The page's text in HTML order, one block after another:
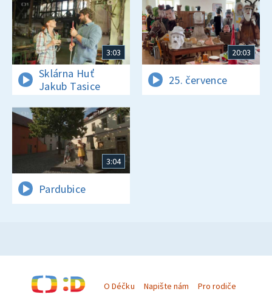
3:03
Sklárna Huť
Jakub Tasice
20:03
25. července
3:04
Pardubice
O Déčku Napište nám Pro rodiče